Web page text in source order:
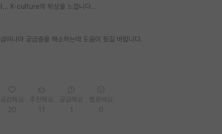
... K-culture의 위상을 느낍니다...
이나마 궁금증을 해소하는데 도움이 됬길 바랍니다.